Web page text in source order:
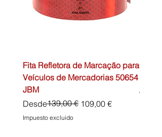
Fita Refletora de Marcação para
Veículos de Mercadorias 50654
JBM
Desde
Precio139,00 € 109,00 €
Precio de oferta
Impuesto excluido
Precio
45,00 €